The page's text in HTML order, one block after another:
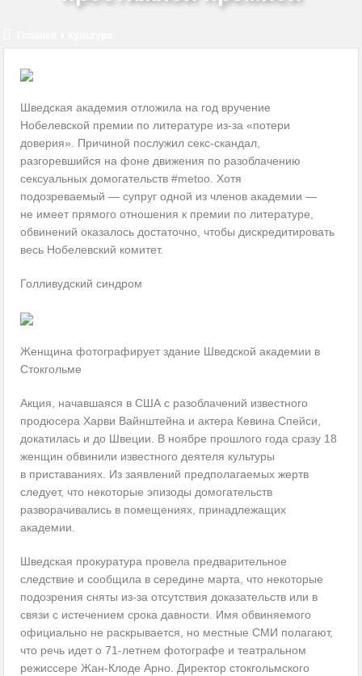
КМW вновь на службе нацистов
Оппозиция Байдену сплачивает ряды и консолидируется
2024-й: год восстановления или нестабильности?
Шведская академия отложила на год вручение
Нобелевской премии по литературе из-за «потери
доверия». Причиной послужил секс-скандал,
разгоревшийся на фоне движения по разоблачению
сексуальных домогательств #metoo. Хотя
подозреваемый — супруг одной из членов академии —
не имеет прямого отношения к премии по литературе,
обвинений оказалось достаточно, чтобы дискредитировать
весь Нобелевский комитет.
Голливудский синдром
Женщина фотографирует здание Шведской академии в
Стокгольме
Акция, начавшаяся в США с разоблачений известного
продюсера Харви Вайнштейна и актера Кевина Спейси,
докатилась и до Швеции. В ноябре прошлого года сразу 18
женщин обвинили известного деятеля культуры
в приставаниях. Из заявлений предполагаемых жертв
следует, что некоторые эпизоды домогательств
разворачивались в помещениях, принадлежащих
академии.
Шведская прокуратура провела предварительное
следствие и сообщила в середине марта, что некоторые
подозрения сняты из-за отсутствия доказательств или в
связи с истечением срока давности. Имя обвиняемого
официально не раскрывается, но местные СМИ полагают,
что речь идет о 71-летнем фотографе и театральном
режиссере Жан-Клоде Арно. Директор стокгольмского